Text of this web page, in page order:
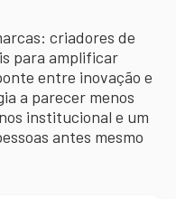
criadores de
para amplificar
entre inovação e
a parecer menos
institucional e um
antes mesmo